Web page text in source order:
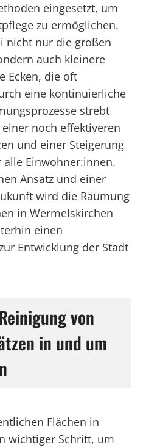
eingesetzt, um
zu ermöglichen.
nicht nur die großen
auch kleinere
Ecken, die oft
eine kontinuierliche
strebt
noch effektiveren
und einer Steigerung
Einwohner:innen.
Ansatz und einer
wird die Räumung
in Wermelskirchen
einen
Entwicklung der Stadt
von
in und um
Flächen in
wichtiger Schritt, um